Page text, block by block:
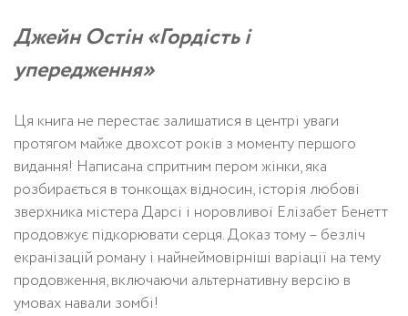
Джейн Остін «Гордість і
упередження»
Ця книга не перестає залишатися в центрі уваги
протягом майже двохсот років з моменту першого
видання! Написана спритним пером жінки, яка
розбирається в тонкощах відносин, історія любові
зверхника містера Дарсі і норовливої ​​Елізабет Бенетт
продовжує підкорювати серця. Доказ тому – безліч
екранізацій роману і найнеймовірніші варіації на тему
продовження, включаючи альтернативну версію в
умовах навали зомбі!